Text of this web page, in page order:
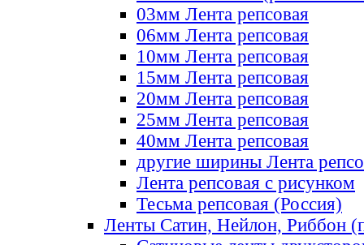
03мм Лента репсовая
06мм Лента репсовая
10мм Лента репсовая
15мм Лента репсовая
20мм Лента репсовая
25мм Лента репсовая
40мм Лента репсовая
другие ширины Лента
Лента репсовая с рисунком
Тесьма репсовая (Россия)
Ленты Сатин, Нейлон, Риббон